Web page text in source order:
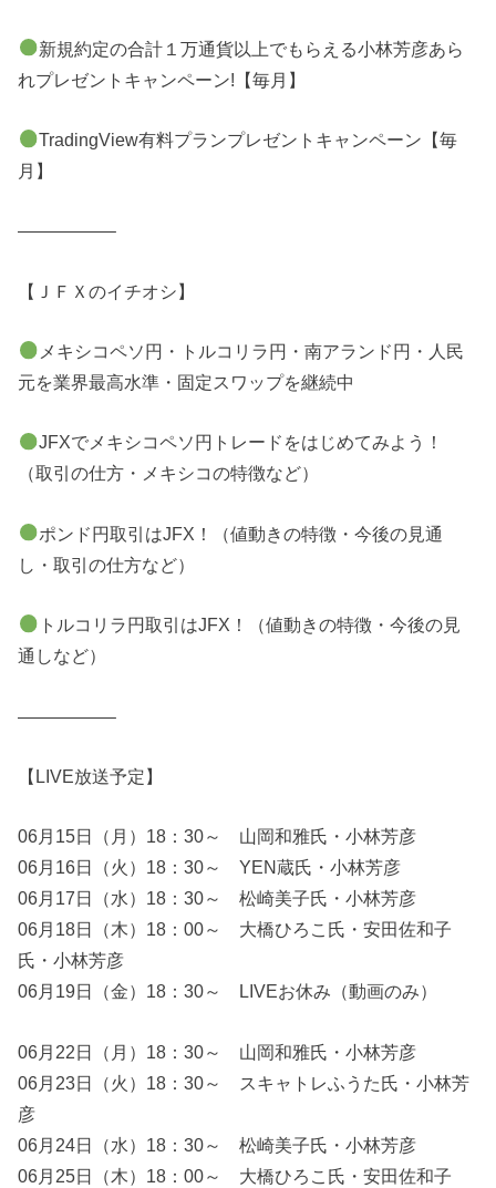
新規約定の合計１万通貨以上でもらえる小林芳彦あら
れプレゼントキャンペーン!【毎月】
TradingView有料プランプレゼントキャンペーン【毎
月】
—————–
【ＪＦＸのイチオシ】
メキシコペソ円・トルコリラ円・南アランド円・人民
元を業界最高水準・固定スワップを継続中
JFXでメキシコペソ円トレードをはじめてみよう！
（取引の仕方・メキシコの特徴など）
ポンド円取引はJFX！（値動きの特徴・今後の見通
し・取引の仕方など）
トルコリラ円取引はJFX！（値動きの特徴・今後の見
通しなど）
—————–
【LIVE放送予定】
06月15日（月）18：30～ 山岡和雅氏・小林芳彦
06月16日（火）18：30～ YEN蔵氏・小林芳彦
06月17日（水）18：30～ 松崎美子氏・小林芳彦
06月18日（木）18：00～ 大橋ひろこ氏・安田佐和子
氏・小林芳彦
06月19日（金）18：30～ LIVEお休み（動画のみ）
06月22日（月）18：30～ 山岡和雅氏・小林芳彦
06月23日（火）18：30～ スキャトレふうた氏・小林芳
彦
06月24日（水）18：30～ 松崎美子氏・小林芳彦
06月25日（木）18：00～ 大橋ひろこ氏・安田佐和子